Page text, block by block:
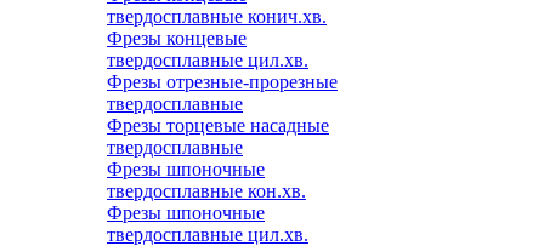
твердосплавные конич.хв.
Фрезы концевые
твердосплавные цил.хв.
Фрезы отрезные-прорезные
твердосплавные
Фрезы торцевые насадные
твердосплавные
Фрезы шпоночные
твердосплавные кон.хв.
Фрезы шпоночные
твердосплавные цил.хв.